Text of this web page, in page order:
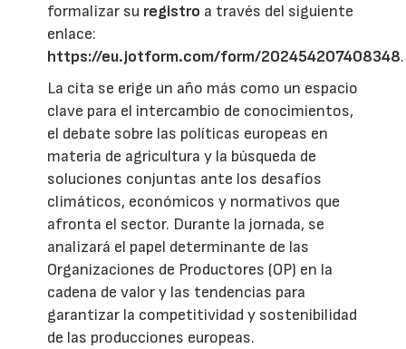
formalizar su registro a través del siguiente
enlace:
https://eu.jotform.com/form/202454207408348.
La cita se erige un año más como un espacio
clave para el intercambio de conocimientos,
el debate sobre las políticas europeas en
materia de agricultura y la búsqueda de
soluciones conjuntas ante los desafíos
climáticos, económicos y normativos que
afronta el sector. Durante la jornada, se
analizará el papel determinante de las
Organizaciones de Productores (OP) en la
cadena de valor y las tendencias para
garantizar la competitividad y sostenibilidad
de las producciones europeas.